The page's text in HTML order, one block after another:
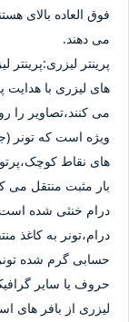
فوق العاده بالای
می دهند.
پرینتر لیزری:پرینتر
های لیزری با هدایت
می کنند،تصاویر را
ویژه است که تونر
های نقاط
بار مثبت منتقل می
درام خنثی شده
درام،تونر به
حسابی گرم شده
حروف یا سایر
لیزری از بافر های